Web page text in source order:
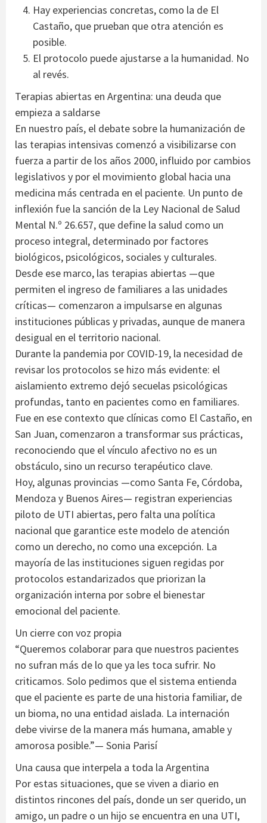
Hay experiencias concretas, como la de El
Castaño, que prueban que otra atención es
posible.
El protocolo puede ajustarse a la humanidad. No
al revés.
Terapias abiertas en Argentina: una deuda que
empieza a saldarse
En nuestro país, el debate sobre la humanización de
las terapias intensivas comenzó a visibilizarse con
fuerza a partir de los años 2000, influido por cambios
legislativos y por el movimiento global hacia una
medicina más centrada en el paciente. Un punto de
inflexión fue la sanción de la Ley Nacional de Salud
Mental N.º 26.657, que define la salud como un
proceso integral, determinado por factores
biológicos, psicológicos, sociales y culturales.
Desde ese marco, las terapias abiertas —que
permiten el ingreso de familiares a las unidades
críticas— comenzaron a impulsarse en algunas
instituciones públicas y privadas, aunque de manera
desigual en el territorio nacional.
Durante la pandemia por COVID-19, la necesidad de
revisar los protocolos se hizo más evidente: el
aislamiento extremo dejó secuelas psicológicas
profundas, tanto en pacientes como en familiares.
Fue en ese contexto que clínicas como El Castaño, en
San Juan, comenzaron a transformar sus prácticas,
reconociendo que el vínculo afectivo no es un
obstáculo, sino un recurso terapéutico clave.
Hoy, algunas provincias —como Santa Fe, Córdoba,
Mendoza y Buenos Aires— registran experiencias
piloto de UTI abiertas, pero falta una política
nacional que garantice este modelo de atención
como un derecho, no como una excepción. La
mayoría de las instituciones siguen regidas por
protocolos estandarizados que priorizan la
organización interna por sobre el bienestar
emocional del paciente.
Un cierre con voz propia
“Queremos colaborar para que nuestros pacientes
no sufran más de lo que ya les toca sufrir. No
criticamos. Solo pedimos que el sistema entienda
que el paciente es parte de una historia familiar, de
un bioma, no una entidad aislada. La internación
debe vivirse de la manera más humana, amable y
amorosa posible.”— Sonia Parisí
Una causa que interpela a toda la Argentina
Por estas situaciones, que se viven a diario en
distintos rincones del país, donde un ser querido, un
amigo, un padre o un hijo se encuentra en una UTI,